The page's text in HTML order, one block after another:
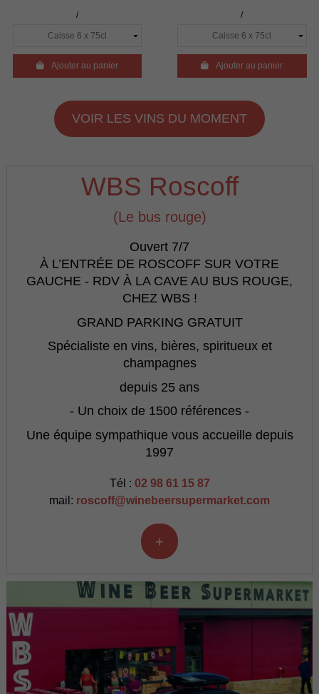
/
Ajouter au panier
/
Ajouter au panier
VOIR LES VINS DU MOMENT
WBS Roscoff
(Le bus rouge)
Ouvert 7/7
À L’ENTRÉE DE ROSCOFF SUR VOTRE
GAUCHE - RDV À LA CAVE AU BUS ROUGE,
CHEZ WBS !
GRAND PARKING GRATUIT
Spécialiste en vins, bières, spiritueux et
champagnes
depuis 25 ans
- Un choix de 1500 références -
Une équipe sympathique vous accueille depuis
1997
Tél : 02 98 61 15 87
mail: roscoff@winebeersupermarket.com
+